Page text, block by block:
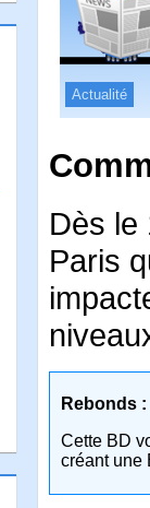
Actualité
Dès le
Paris
Rebonds :
Cette BD
créant une